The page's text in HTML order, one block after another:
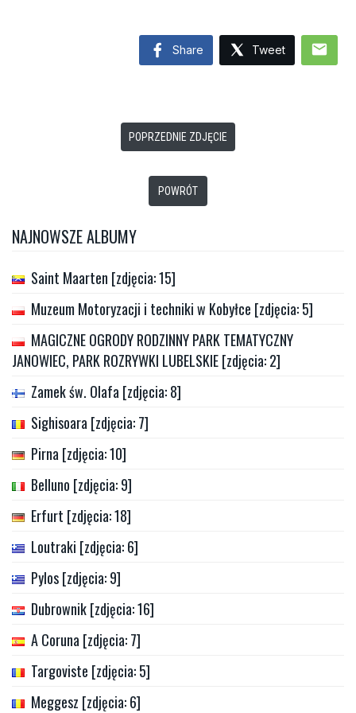
Share Tweet mail
POPRZEDNIE ZDJĘCIE
POWRÓT
NAJNOWSZE ALBUMY
Saint Maarten [zdjęcia: 15]
Muzeum Motoryzacji i techniki w Kobyłce [zdjęcia: 5]
MAGICZNE OGRODY RODZINNY PARK TEMATYCZNY
JANOWIEC, PARK ROZRYWKI LUBELSKIE [zdjęcia: 2]
Zamek św. Olafa [zdjęcia: 8]
Sighisoara [zdjęcia: 7]
Pirna [zdjęcia: 10]
Belluno [zdjęcia: 9]
Erfurt [zdjęcia: 18]
Loutraki [zdjęcia: 6]
Pylos [zdjęcia: 9]
Dubrownik [zdjęcia: 16]
A Coruna [zdjęcia: 7]
Targoviste [zdjęcia: 5]
Meggesz [zdjęcia: 6]